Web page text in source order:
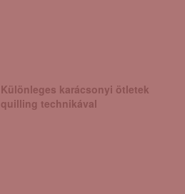
Különleges karácsonyi ötletek
quilling technikával